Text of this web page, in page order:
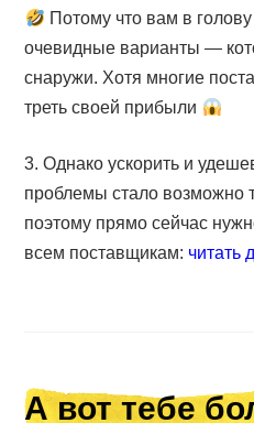
Потому что вам в
очевидные варианты —
снаружи. Хотя многие
треть своей прибыли
3. Однако ускорить и
проблемы стало возможно
поэтому прямо сейчас
всем поставщикам: читать
А вот тебе